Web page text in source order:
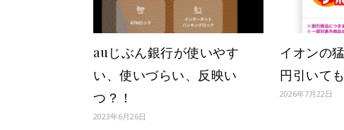
auじぶん銀行が使いやす
い、使いづらい、反映い
つ？！
2023年6月26日
イオンの
円引いて
2026年7月22日